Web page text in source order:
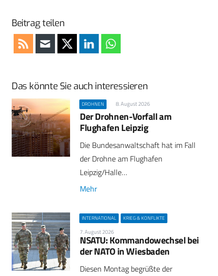
Beitrag teilen
Das könnte Sie auch interessieren
DROHNEN 8. August 2026
Der Drohnen-Vorfall am
Flughafen Leipzig
Die Bundesanwaltschaft hat im Fall
der Drohne am Flughafen
Leipzig/Halle…
Mehr
INTERNATIONAL KRIEG & KONFLIKTE
7. August 2026
NSATU: Kommandowechsel bei
der NATO in Wiesbaden
Diesen Montag begrüßte der